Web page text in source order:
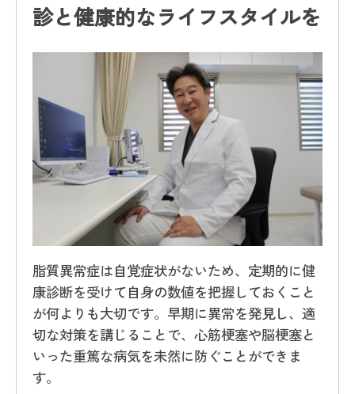
診と健康的なライフスタイルを
脂質異常症は自覚症状がないため、定期的に健
康診断を受けて自身の数値を把握しておくこと
が何よりも大切です。早期に異常を発見し、適
切な対策を講じることで、心筋梗塞や脳梗塞と
いった重篤な病気を未然に防ぐことができま
す。